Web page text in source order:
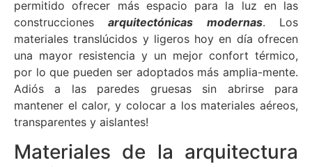
permitido ofrecer más espacio para la luz en las
construccionesarquitectónicas modernas. Los
materiales translúcidos y ligeros hoy en día ofrecen
una mayor resistencia y un mejor confort térmico,
por lo que pueden ser adoptados más amplia-mente.
Adiós a las paredes gruesas sin abrirse para
mantener el calor, y colocar a los materiales aéreos,
transparentes y aislantes!
Materiales de la arquitectura